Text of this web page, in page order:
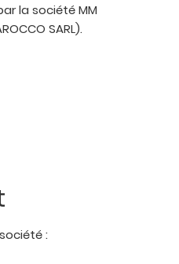
la société MM
SARL).
: